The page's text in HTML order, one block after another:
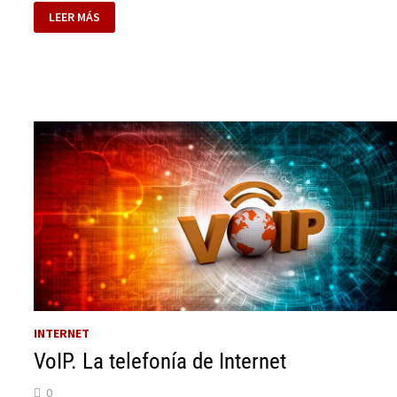
CÓMO
FUNCIONA
LA
LEER MÁS
INTERNET
VoIP. La telefonía de Internet
0